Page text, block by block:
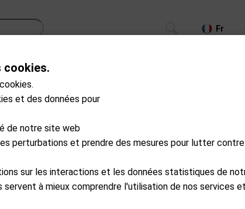
Fr
TROLLEYS
Chargeur de batterie
CHF 590.00
cookies.
et des données pour
de notre site web
perturbations et prendre des mesures pour lutter
sur les interactions et les données statistiques de
à mieux comprendre l'utilisation de nos services